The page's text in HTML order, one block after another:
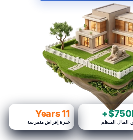
المال المنظم
11 Years
خبرة إقراض متمرسة